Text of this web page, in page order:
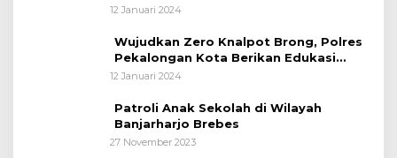
12 Januari 2024
Wujudkan Zero Knalpot Brong, Polres
Pekalongan Kota Berikan Edukasi
Kepada Pelajar
12 Januari 2024
Patroli Anak Sekolah di Wilayah
Banjarharjo Brebes
27 November 2023